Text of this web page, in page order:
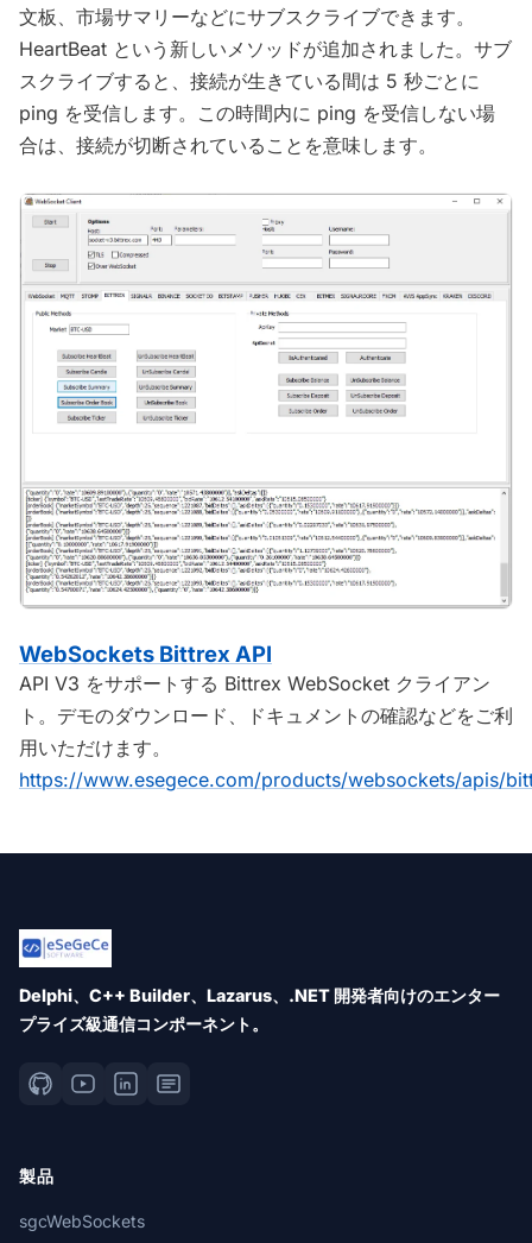
文板、市場サマリーなどにサブスクライブできます。
HeartBeat という新しいメソッドが追加されました。サブ
スクライブすると、接続が生きている間は 5 秒ごとに
ping を受信します。この時間内に ping を受信しない場
合は、接続が切断されていることを意味します。
WebSockets Bittrex API
API V3 をサポートする Bittrex WebSocket クライアン
ト。デモのダウンロード、ドキュメントの確認などをご利
用いただけます。
https://www.esegece.com/products/websockets/apis/
Delphi、C++ Builder、Lazarus、.NET 開発者向けのエンター
プライズ級通信コンポーネント。
製品
sgcWebSockets